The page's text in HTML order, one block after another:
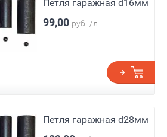
Петля гаражная d16мм
99,00 руб. /л
Петля гаражная d28мм